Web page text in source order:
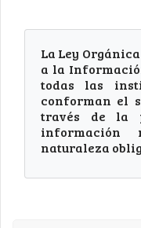
La Ley
a la
todas las
conforman el
través de la
información
naturaleza